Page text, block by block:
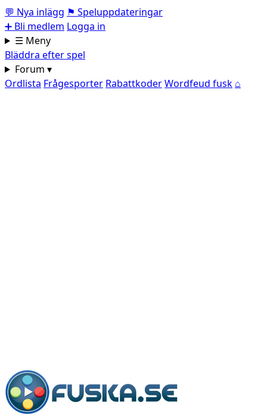
💬 Nya inlägg ⚑ Speluppdateringar
➕ Bli medlem Logga in
☰ Meny
Bläddra efter spel
Forum ▾
Ordlista Frågesporter RabattkoderWordfeud fusk ⌂